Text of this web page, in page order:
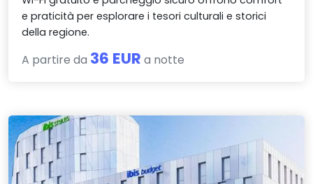
e praticità per esplorare i tesori culturali e storici
della regione.
A partire da 36 EUR a notte